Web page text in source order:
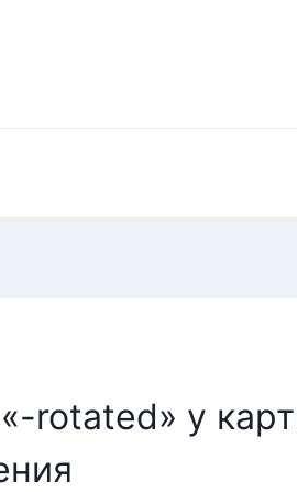
rotated» у